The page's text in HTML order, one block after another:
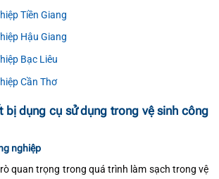
Tiền Giang
Hậu Giang
Bạc Liêu
Cần Thơ
bị dụng cụ sử dụng trong vệ sinh công
nghiệp
quan trọng trong quá trình làm sạch trong vệ